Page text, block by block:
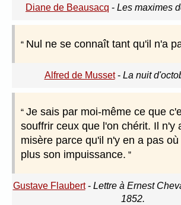
Diane de Beausacq - Les maximes
Nul ne se connaît tant qu'il n'a
Alfred de Musset- La nuit
Je sais par moi-même ce que
souffrir ceux que l'on chérit. Il n'y
misère parce qu'il n'y en a pas
plus son impuissance.
Gustave Flaubert- Lettre à Ernest
1852.